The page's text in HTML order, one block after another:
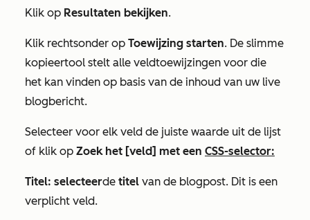
Klik op Resultaten bekijken.
Klik rechtsonder op Toewijzing starten. De slimme
kopieertool stelt alle veldtoewijzingen voor die
het kan vinden op basis van de inhoud van uw live
blogbericht.
Selecteer voor elk veld de juiste waarde uit de lijst
of klik op Zoek het [veld] met een CSS-selector:
Titel: selecteerde titel van de blogpost. Dit is een
verplicht veld.